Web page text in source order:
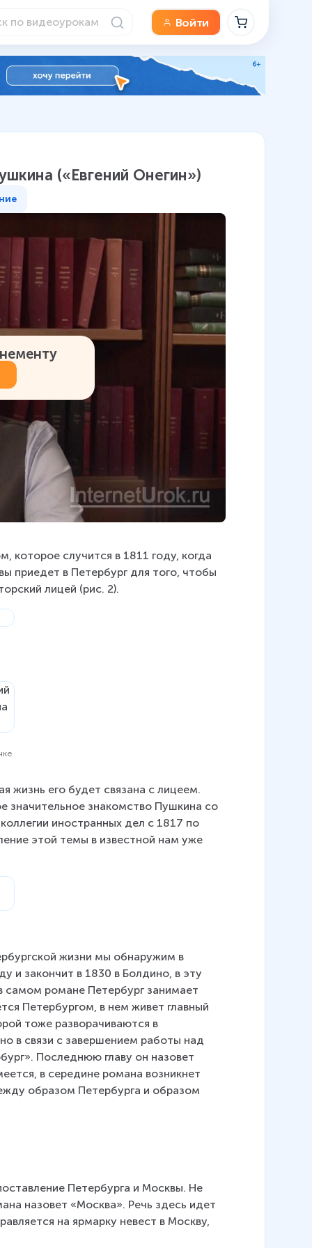
Войти
(«Евгений Онегин»)
которое случится в 1811 году, когда
приедет в Петербург для того, чтобы
лицей (рис. 2).
жизнь его будет связана с лицеем.
значительное знакомство Пушкина со
иностранных дел с 1817 по
этой темы в известной нам уже
жизни мы обнаружим в
и закончит в 1830 в Болдино, в эту
самом романе Петербург занимает
Петербургом, в нем живет главный
тоже разворачиваются в
в связи с завершением работы над
Последнюю главу он назовет
в середине романа возникнет
образом Петербурга и образом
Петербурга и Москвы. Не
назовет «Москва». Речь здесь идет
на ярмарку невест в Москву,